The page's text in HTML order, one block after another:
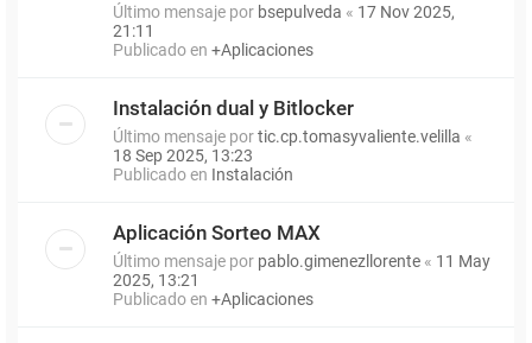
Último mensaje por bsepulveda « 17 Nov 2025,
21:11
Publicado en +Aplicaciones
Instalación dual y Bitlocker
Último mensaje portic.cp.tomasyvaliente.velilla «
18 Sep 2025, 13:23
Publicado en Instalación
Aplicación Sorteo MAX
Último mensaje por pablo.gimenezllorente « 11 May
2025, 13:21
Publicado en +Aplicaciones